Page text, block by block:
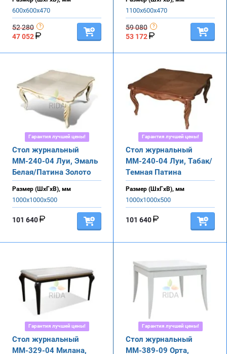
600х600х470
52 280
47 052
1100х600х470
59 080
53 172
Гарантия лучшей цены!
Стол журнальный
ММ-240-04 Луи, Эмаль
Белая/Патина Золото
Размер (ШхГхВ), мм
1000х1000х500
101 640
Гарантия лучшей цены!
Стол журнальный
ММ-240-04 Луи, Табак/
Темная Патина
Размер (ШхГхВ), мм
1000х1000х500
101 640
Гарантия лучшей цены!
Стол журнальный
ММ-329-04 Милана,
Гарантия лучшей цены!
Стол журнальный
ММ-389-09 Орта,